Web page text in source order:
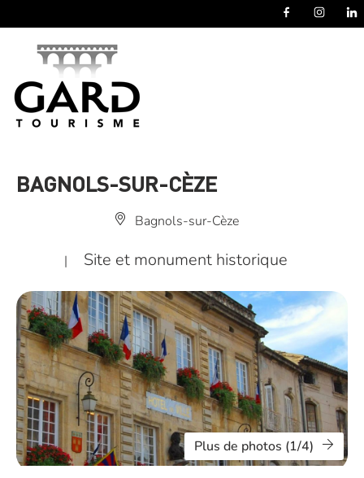
BAGNOLS-SUR-CÈZE
Bagnols-sur-Cèze
| Site et monument historique
Plus de photos (1/4)